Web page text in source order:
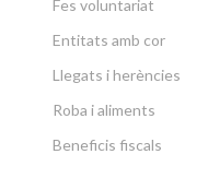
Fes voluntariat
Entitats amb cor
Llegats i herències
Roba i aliments
Beneficis fiscals